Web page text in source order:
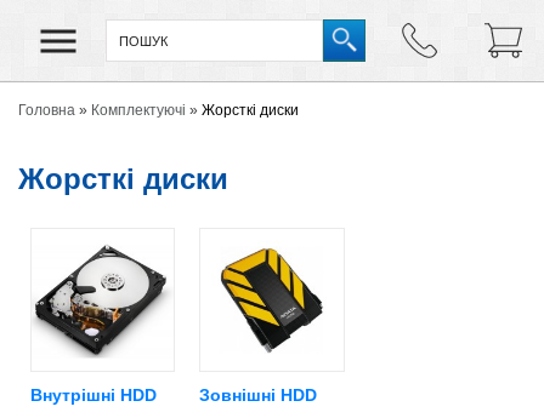
Головна » Комплектуючі » Жорсткі диски
Жорсткі диски
Внутрішні HDD Зовнішні HDD